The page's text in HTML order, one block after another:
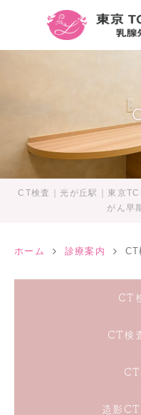
CT検査｜光が丘駅｜東京
がん早
ホーム 診療案内 CT
CT
CT検
CT
造影